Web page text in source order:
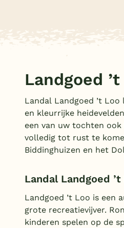
Landgoed
Landal Landgoed ’t
en kleurrijke
een van uw tochten
volledig tot rust te
Biddinghuizen en het
Landal Landgoed
Landgoed ’t Loo is een
grote recreatievijver.
kinderen spelen op de